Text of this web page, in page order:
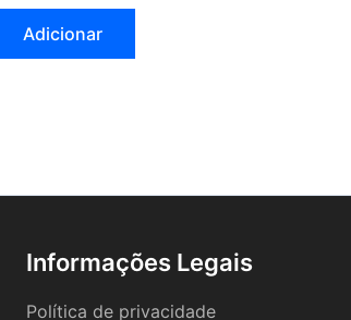
Adicionar
Informações Legais
Política de privacidade